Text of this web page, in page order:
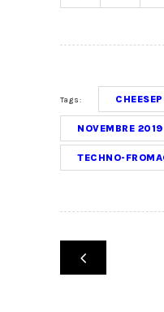
Tags:
NOVEMBRE 2019
TECHNO-